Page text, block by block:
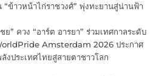
“ข้าวหน้าไก่ราชวงศ์” พุ่งทะยานสู่น่านฟ้า
ย” ควง “อาร์ต อารยา” ร่วมเทศกาลระดับ
Amsterdam 2026 ประกาศ
งประเทศไทยสู่สายตาชาวโลก